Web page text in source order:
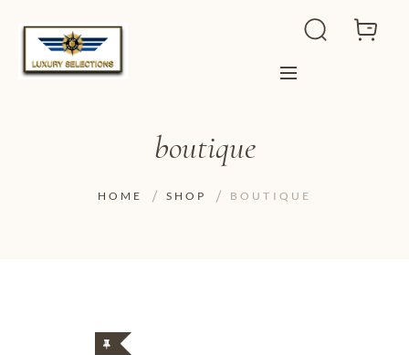
boutique
HOME SHOP BOUTIQUE